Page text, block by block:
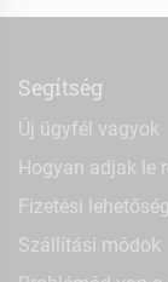
Segítség
Új ügyfél vagyok
Hogyan adjak le
Fizetési
Szállítási módok